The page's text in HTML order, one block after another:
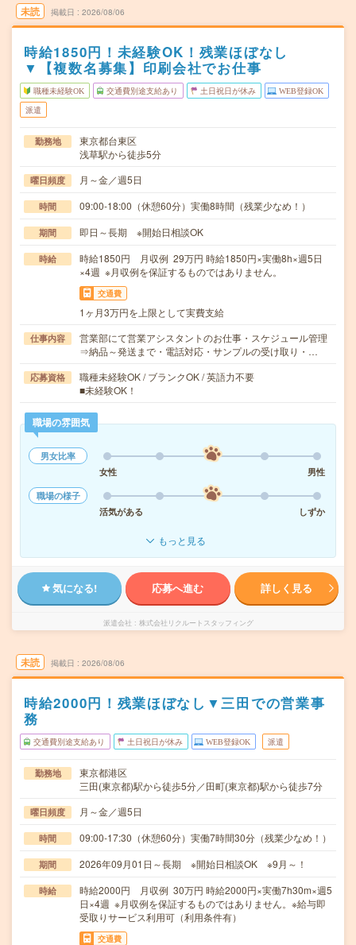
未読 掲載日 2026/08/06
時給1850円！未経験OK！残業ほぼなし
▼【複数名募集】印刷会社でお仕事
職種未経験OK 交通費別途支給あり 土日祝日が休み WEB登録OK
派遣
勤務地
東京都台東区
浅草駅から徒歩5分
曜日頻度 月～金／週5日
時間 09:00-18:00（休憩60分）実働8時間（残業少なめ！）
期間 即日～長期 ※開始日相談OK
時給
時給1850円 月収例 29万円 時給1850円×実働8h×週5日
×4週 ※月収例を保証するものではありません。
交通費
1ヶ月3万円を上限として実費支給
仕事内容
営業部にて営業アシスタントのお仕事・スケジュール管理
⇒納品～発送まで・電話対応・サンプルの受け取り・…
応募資格
職種未経験OK / ブランクOK / 英語力不要
■未経験OK！
職場の雰囲気
男女比率
女性
男性
職場の様子
活気がある
しずか
もっと見る
気になる! 応募へ進む 詳しく見る
派遣会社 株式会社リクルートスタッフィング
未読 掲載日 2026/08/06
時給2000円！残業ほぼなし▼三田での営業事
務
交通費別途支給あり 土日祝日が休み WEB登録OK 派遣
勤務地
東京都港区
三田(東京都)駅から徒歩5分／田町(東京都)駅から徒歩7分
曜日頻度 月～金／週5日
時間 09:00-17:30（休憩60分）実働7時間30分（残業少なめ！）
期間 2026年09月01日～長期 ※開始日相談OK ※9月～！
時給
時給2000円 月収例 30万円 時給2000円×実働7h30m×週5
日×4週 ※月収例を保証するものではありません。※給与即
受取りサービス利用可（利用条件有）
交通費